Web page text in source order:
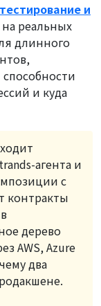
и
на реальных
длинного
и куда
агента и
с
контракты
дерево
AWS, Azure
два